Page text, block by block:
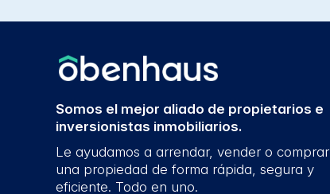
Somos el mejor aliado de propietarios e
inversionistas inmobiliarios.
Le ayudamos a arrendar, vender o comprar
una propiedad de forma rápida, segura y
eficiente. Todo en uno.